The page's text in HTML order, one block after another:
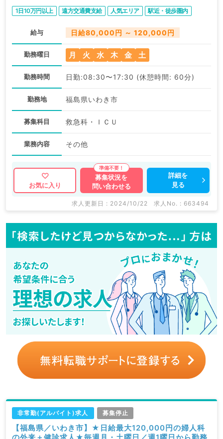
1日10万円以上 遠方交通費支給 人気エリア 駅近・徒歩圏内
給与 日給80,000円 ～ 120,000円
勤務曜日 月 火 水 木 金 土
勤務時間 日勤:08:30〜17:30 (休憩時間: 60分)
勤務地 福島県いわき市
募集科目 救急科・ＩＣＵ
業務内容 その他
お気に入り
募集状況を
問い合わせる
詳細を
見る
求人更新日 : 2024/10/22 求人No. : 663494
非常勤(アルバイト)求人 募集停止
【福島県／いわき市】★日給最大120,000円の婦人科